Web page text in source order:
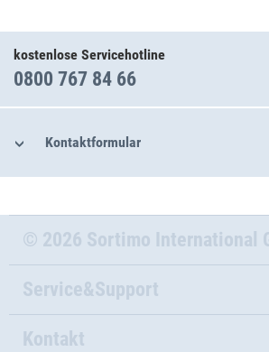
kostenlose Servicehotline
0800 767 84 66
Kontaktformular
© 2026 Sortimo International
Service&Support
Kontakt